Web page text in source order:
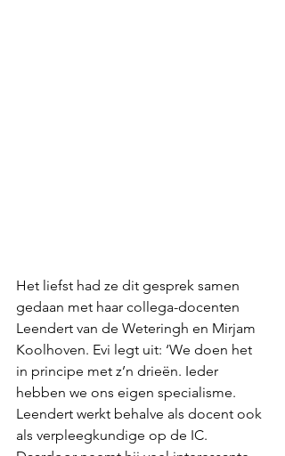
Het liefst had ze dit gesprek samen
gedaan met haar collega-docenten
Leendert van de Weteringh en Mirjam
Koolhoven. Evi legt uit: ‘We doen het
in principe met z’n drieën. Ieder
hebben we ons eigen specialisme.
Leendert werkt behalve als docent ook
als verpleegkundige op de IC.